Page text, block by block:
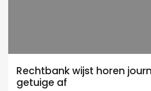
Rechtbank wijst horen
getuige af